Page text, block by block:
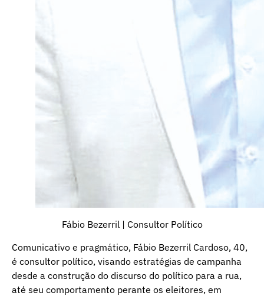
Fábio Bezerril | Consultor Político
Comunicativo e pragmático, Fábio Bezerril Cardoso, 40,
é consultor político, visando estratégias de campanha
desde a construção do discurso do político para a rua,
até seu comportamento perante os eleitores, em